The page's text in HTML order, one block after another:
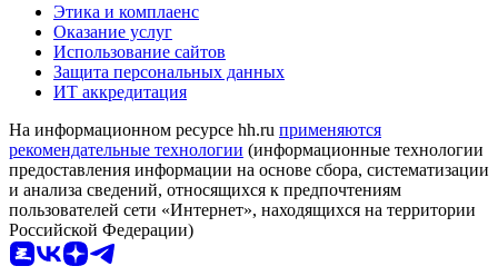
Этика и комплаенс
Оказание услуг
Использование сайтов
Защита персональных данных
ИТ аккредитация
На информационном ресурсе hh.ru применяются
рекомендательные технологии (информационные технологии
предоставления информации на основе сбора, систематизации
и анализа сведений, относящихся к предпочтениям
пользователей сети «Интернет», находящихся на территории
Российской Федерации)